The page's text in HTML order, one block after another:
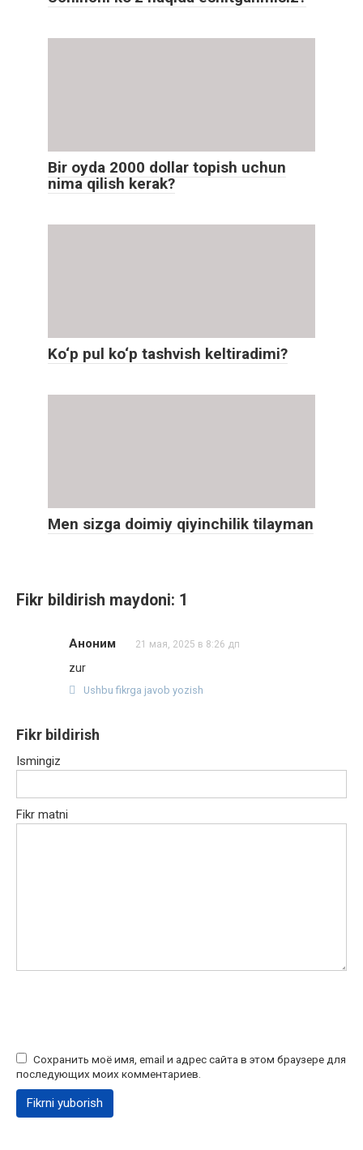
Bir oyda 2000 dollar topish uchun
nima qilish kerak?
Ko‘p pul ko‘p tashvish keltiradimi?
Men sizga doimiy qiyinchilik tilayman
Fikr bildirish maydoni: 1
Аноним 21 мая, 2025 в 8:26 дп
zur
Ushbu fikrga javob yozish
Fikr bildirish
Ismingiz
Fikr matni
Сохранить моё имя, email и адрес сайта в этом браузере для
последующих моих комментариев.